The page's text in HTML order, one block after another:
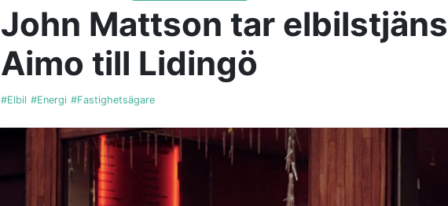
John Mattson tar
Aimo till Lidingö
#Elbil #Energi #Fastighetsägare